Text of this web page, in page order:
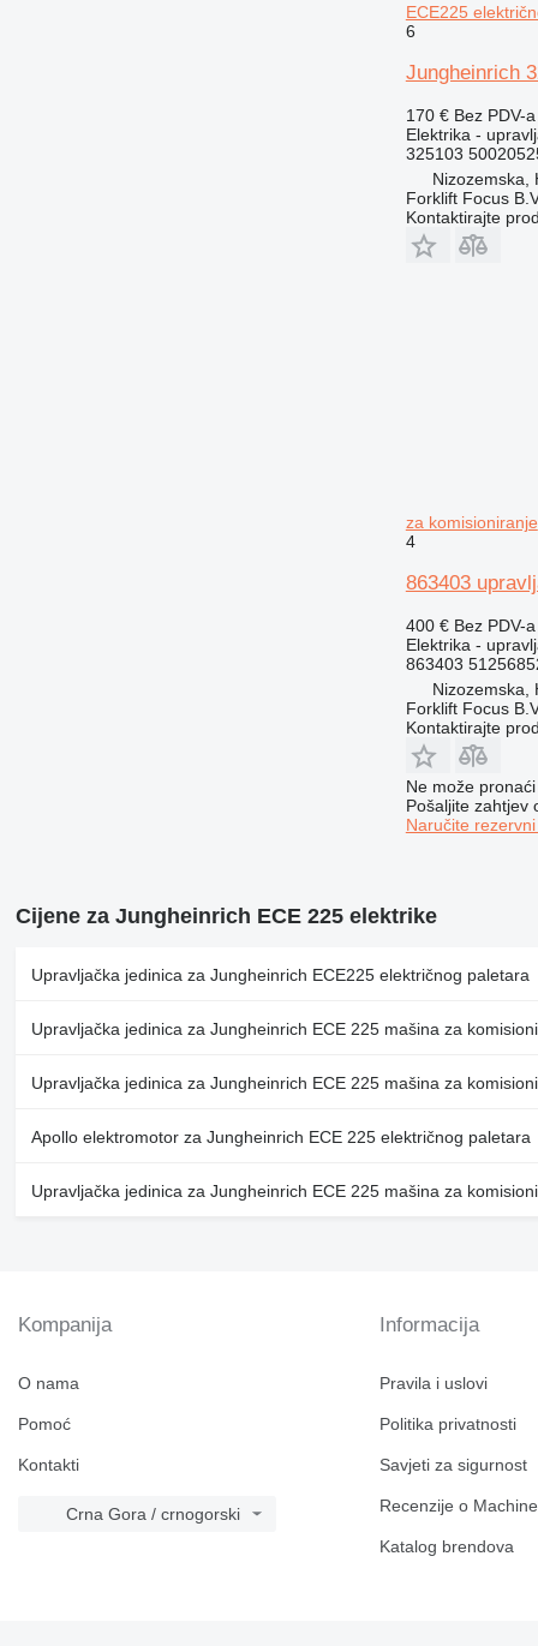
ECE225
6
Jungheinrich
170 € Bez PDV-a
Elektrika -
325103
Nizozemska,
Forklift Focus
Kontaktirajte
za komisioniranje
4
863403
400 € Bez PDV-a
Elektrika -
863403
Nizozemska,
Forklift Focus
Kontaktirajte
Ne može
Pošaljite zahtjev
Naručite
Cijene za Jungheinrich ECE 225 elektrike
Upravljačka jedinica za Jungheinrich ECE225 električnog paletara
Upravljačka jedinica za Jungheinrich ECE 225 mašina za
Upravljačka jedinica za Jungheinrich ECE 225 mašina za
Apollo elektromotor za Jungheinrich ECE 225 električnog paletara
Upravljačka jedinica za Jungheinrich ECE 225 mašina za
Kompanija
O nama
Pomoć
Kontakti
Crna Gora / crnogorski
Informacija
Pravila i uslovi
Politika privatnosti
Savjeti za sigurnost
Recenzije o
Katalog brendova